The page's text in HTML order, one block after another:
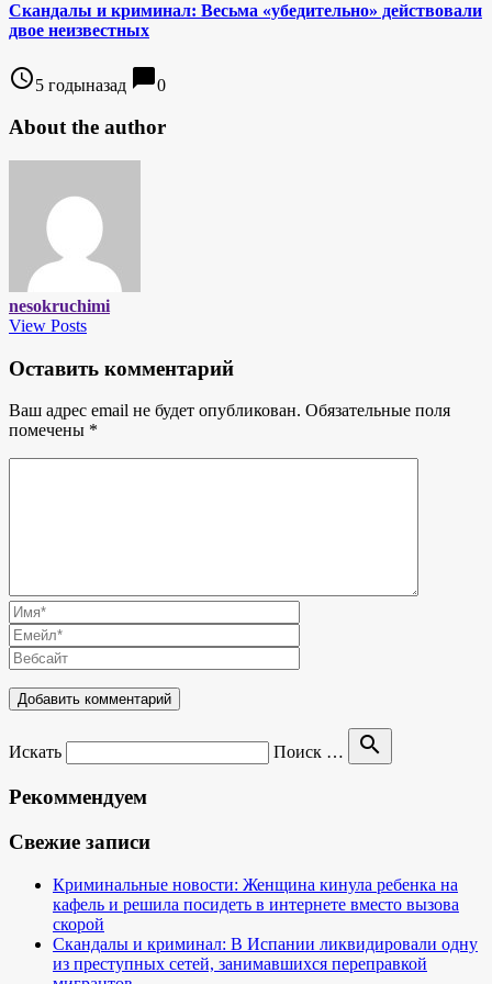
Скандалы и криминал: Весьма «убедительно» действовали
двое неизвестных
access_time5 годыназад chat_bubble0
About the author
nesokruchimi
View Posts
Оставить комментарий
Ваш адрес email не будет опубликован. Обязательные поля
помечены *
Искать Поиск … search
Рекоммендуем
Свежие записи
Криминальные новости: Женщина кинула ребенка на
кафель и решила посидеть в интернете вместо вызова
скорой
Скандалы и криминал: В Испании ликвидировали одну
из преступных сетей, занимавшихся переправкой